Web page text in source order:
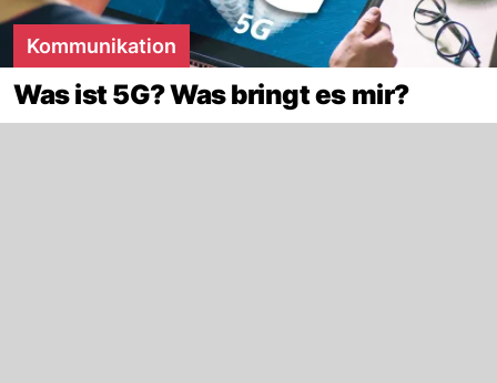
Kommunikation
Was ist 5G? Was bringt es mir?